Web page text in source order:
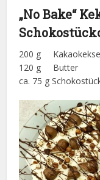
„No Bake“
200 g Kakaokekse
120 g Butter
ca. 75 g